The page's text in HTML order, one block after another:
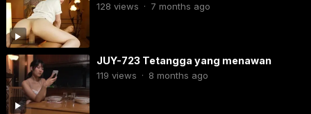
128 views · 7 months ago
JUY-723​ Tetangga yang menawan
119 views · 8 months ago